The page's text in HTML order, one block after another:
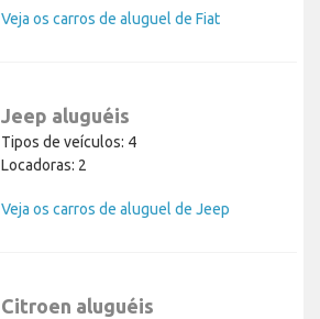
Veja os carros de aluguel de Fiat
Jeep aluguéis
Tipos de veículos: 4
Locadoras: 2
Veja os carros de aluguel de Jeep
Citroen aluguéis